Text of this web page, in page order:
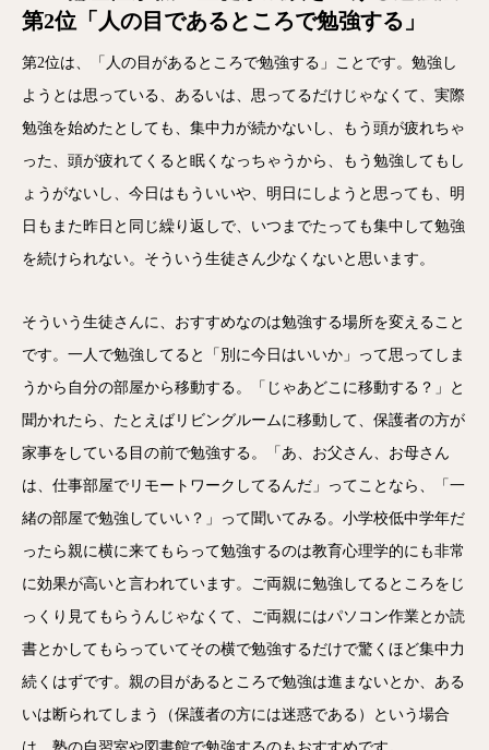
第2位「人の目であるところで勉強する」
第2位は、「人の目があるところで勉強する」ことです。勉強し
ようとは思っている、あるいは、思ってるだけじゃなくて、実際
勉強を始めたとしても、集中力が続かないし、もう頭が疲れちゃ
った、頭が疲れてくると眠くなっちゃうから、もう勉強してもし
ょうがないし、今日はもういいや、明日にしようと思っても、明
日もまた昨日と同じ繰り返しで、いつまでたっても集中して勉強
を続けられない。そういう生徒さん少なくないと思います。
そういう生徒さんに、おすすめなのは勉強する場所を変えること
です。一人で勉強してると「別に今日はいいか」って思ってしま
うから自分の部屋から移動する。「じゃあどこに移動する？」と
聞かれたら、たとえばリビングルームに移動して、保護者の方が
家事をしている目の前で勉強する。「あ、お父さん、お母さん
は、仕事部屋でリモートワークしてるんだ」ってことなら、「一
緒の部屋で勉強していい？」って聞いてみる。小学校低中学年だ
ったら親に横に来てもらって勉強するのは教育心理学的にも非常
に効果が高いと言われています。ご両親に勉強してるところをじ
っくり見てもらうんじゃなくて、ご両親にはパソコン作業とか読
書とかしてもらっていてその横で勉強するだけで驚くほど集中力
続くはずです。親の目があるところで勉強は進まないとか、ある
いは断られてしまう（保護者の方には迷惑である）という場合